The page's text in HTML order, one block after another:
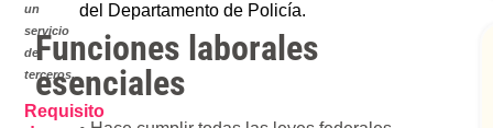
un
servicio
de
terceros.
Requisito
del Departamento de Policía.
Funciones laborales
esenciales